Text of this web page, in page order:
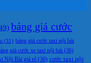
bảng giá cước
(31) bảng giá cước taxi nội bài
giá cước xe taxi nội bài (36)
Nội Bài giá rẻ (36) cước taxi nội